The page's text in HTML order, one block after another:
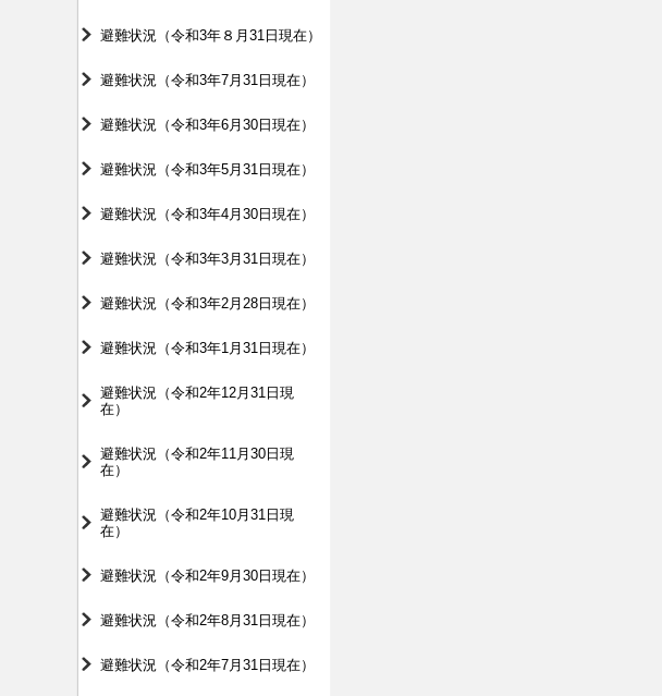
避難状況（令和3年８月31日現在）
避難状況（令和3年7月31日現在）
避難状況（令和3年6月30日現在）
避難状況（令和3年5月31日現在）
避難状況（令和3年4月30日現在）
避難状況（令和3年3月31日現在）
避難状況（令和3年2月28日現在）
避難状況（令和3年1月31日現在）
避難状況（令和2年12月31日現
在）
避難状況（令和2年11月30日現
在）
避難状況（令和2年10月31日現
在）
避難状況（令和2年9月30日現在）
避難状況（令和2年8月31日現在）
避難状況（令和2年7月31日現在）